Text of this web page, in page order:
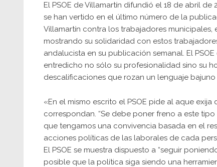
El PSOE de Villamartín difundió el 18 de abril
se han vertido en el último número de la
Villamartín contra los trabajadores
mostrando su solidaridad con estos
andalucista en su publicación semanal. El
entredicho no sólo su profesionalidad sino su
descalificaciones que rozan un lenguaje bajuno
«En el mismo escrito el PSOE pide al aque
correspondan. “Se debe poner freno a este
que tengamos una convivencia basada en el
acciones políticas de las laborales de cada
El PSOE se muestra dispuesto a “seguir
posible que la política siga siendo una